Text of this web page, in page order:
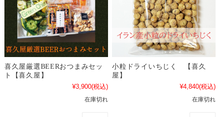
喜久屋厳選BEERおつまみセッ
ト【喜久屋】
¥3,900(税込)
在庫切れ
小粒ドライいちじく 【喜久
屋】
¥4,840(税込)
在庫切れ